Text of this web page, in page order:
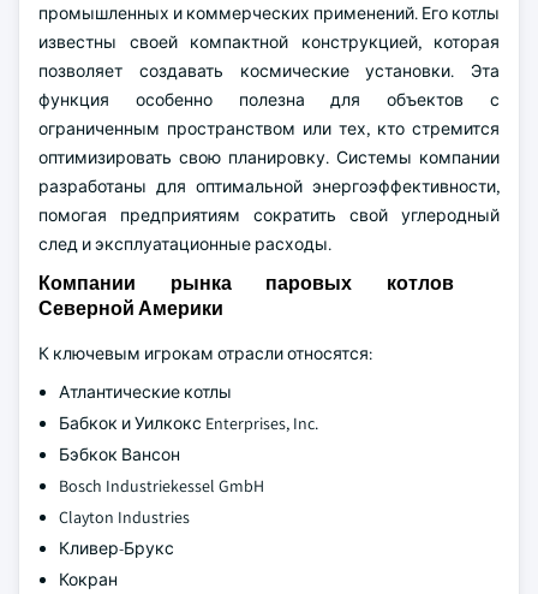
промышленных и коммерческих применений. Его котлы
известны своей компактной конструкцией, которая
позволяет создавать космические установки. Эта
функция особенно полезна для объектов с
ограниченным пространством или тех, кто стремится
оптимизировать свою планировку. Системы компании
разработаны для оптимальной энергоэффективности,
помогая предприятиям сократить свой углеродный
след и эксплуатационные расходы.
Компании рынка паровых котлов
Северной Америки
К ключевым игрокам отрасли относятся:
Атлантические котлы
Бабкок и Уилкокс Enterprises, Inc.
Бэбкок Вансон
Bosch Industriekessel GmbH
Clayton Industries
Кливер-Брукс
Кокран